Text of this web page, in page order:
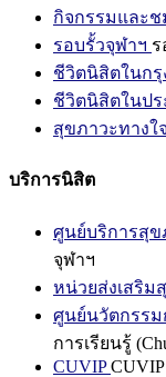
กิจกรรมและช
รอบรั้วจุฬาฯ ร
ชีวิตนิสิตในกรุ
ชีวิตนิสิตในปร
สุขภาวะทางใ
บริการนิสิต
ศูนย์บริการสุ
จุฬาฯ
หน่วยส่งเสริม
ศูนย์นวัตกรรม
การเรียนรู้
CUVIPCUVIP